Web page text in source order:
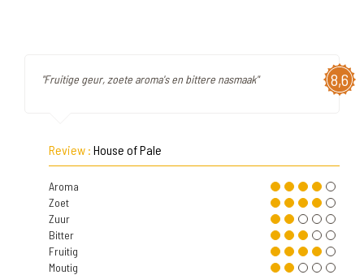
8,6
"Fruitige geur, zoete aroma's en bittere nasmaak"
Review : House of Pale
Aroma
Zoet
Zuur
Bitter
Fruitig
Moutig